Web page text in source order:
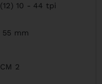
(12) 10 - 44 tpi
55 mm
CM 2